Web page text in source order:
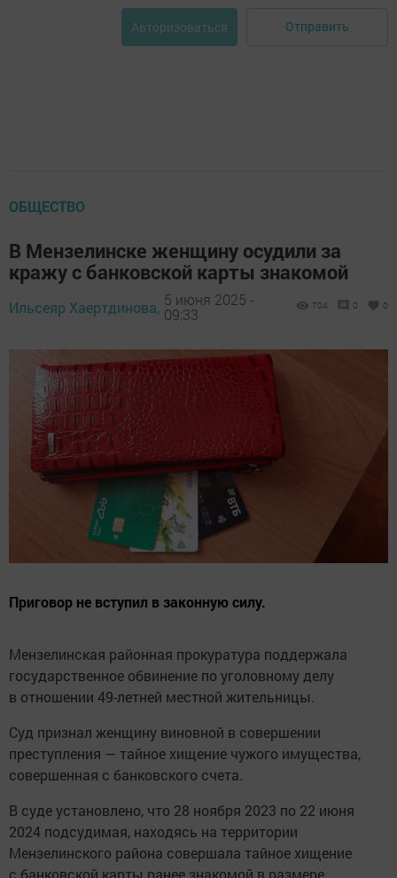
Авторизоваться Отправить
ОБЩЕСТВО
В Мензелинске женщину осудили за
кражу с банковской карты знакомой
Ильсеяр Хаертдинова, 5 июня 2025 -
09:33
704 0 0
Приговор не вступил в законную силу.
Мензелинская районная прокуратура поддержала
государственное обвинение по уголовному делу
в отношении 49-летней местной жительницы.
Суд признал женщину виновной в совершении
преступления — тайное хищение чужого имущества,
совершенная с банковского счета.
В суде установлено, что 28 ноября 2023 по 22 июня
2024 подсудимая, находясь на территории
Мензелинского района совершала тайное хищение
с банковской карты ранее знакомой в размере